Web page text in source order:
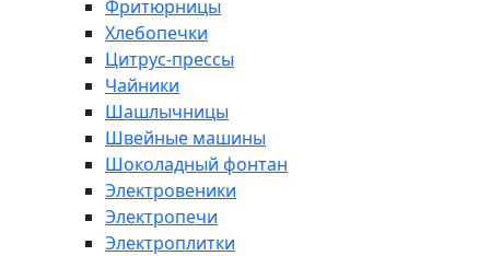
Фритюрницы
Хлебопечки
Цитрус-прессы
Чайники
Шашлычницы
Швейные машины
Шоколадный фонтан
Электровеники
Электропечи
Электроплитки